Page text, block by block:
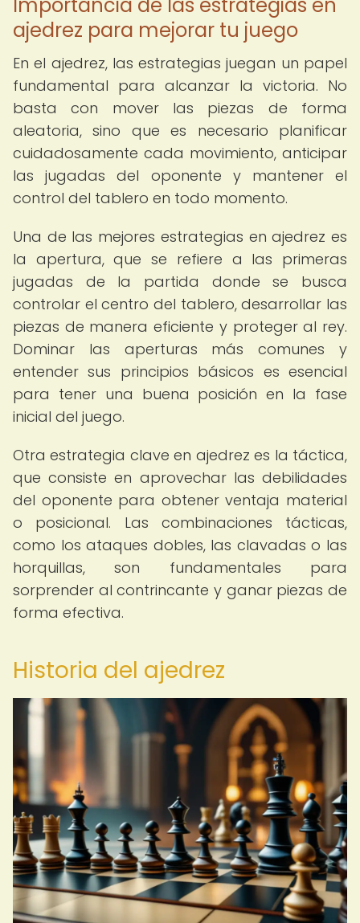
ajedrez para mejorar tu juego
En el ajedrez, las estrategias juegan un papel
fundamental para alcanzar la victoria. No
basta con mover las piezas de forma
aleatoria, sino que es necesario planificar
cuidadosamente cada movimiento, anticipar
las jugadas del oponente y mantener el
control del tablero en todo momento.
Una de las mejores estrategias en ajedrez es
la apertura, que se refiere a las primeras
jugadas de la partida donde se busca
controlar el centro del tablero, desarrollar las
piezas de manera eficiente y proteger al rey.
Dominar las aperturas más comunes y
entender sus principios básicos es esencial
para tener una buena posición en la fase
inicial del juego.
Otra estrategia clave en ajedrez es la táctica,
que consiste en aprovechar las debilidades
del oponente para obtener ventaja material
o posicional. Las combinaciones tácticas,
como los ataques dobles, las clavadas o las
horquillas, son fundamentales para
sorprender al contrincante y ganar piezas de
forma efectiva.
Historia del ajedrez